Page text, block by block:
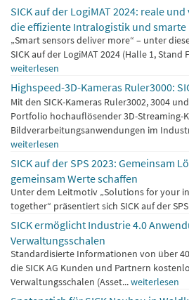
SICK auf der LogiMAT 2024: reale
die effiziente Intralogistik und
„Smart sensors deliver more“ – unter
SICK auf der LogiMAT 2024 (Halle 1, Stand
weiterlesen
Highspeed-3D-Kameras Ruler3000:
Mit den SICK-Kameras Ruler3002, 3004
Portfolio hochauflösender 3D-Streaming-
Bildverarbeitungsanwendungen im
weiterlesen
SICK auf der SPS 2023: Gemeinsam
gemeinsam Werte schaffen
Unter dem Leitmotiv „Solutions for your
together“ präsentiert sich SICK auf der SPS
SICK ermöglicht Industrie 4.0
Verwaltungsschalen
Standardisierte Informationen von über
die SICK AG Kunden und Partnern
Verwaltungsschalen (Asset...weiterlesen